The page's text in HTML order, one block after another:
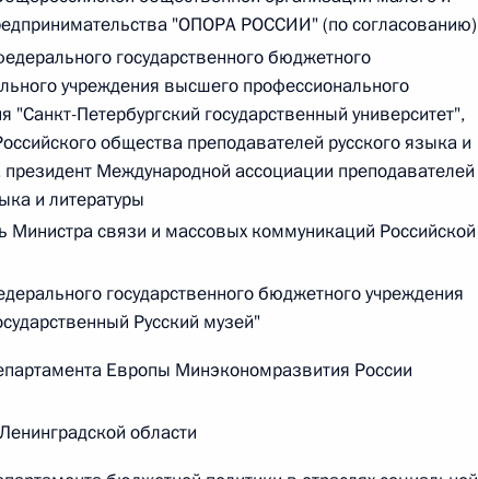
г. № 266-ФЗ
Российской Федерации «О защите прав потребителей»
г. № 247-ФЗ
Кодекса Российской Федерации об административных
г. № 245-ФЗ
в сфере деятельности с драгоценными металлами,
"ОПОРА РОССИИ" (по согласованию)
государственного бюджетного
учреждения высшего профессионального
"Санкт-Петербургский государственный университет",
общества преподавателей русского языка и
президент Международной ассоциации преподавателей
и литературы
Министра связи и массовых коммуникаций Российской
государственного бюджетного учреждения
Русский музей"
Европы Минэкономразвития России
области